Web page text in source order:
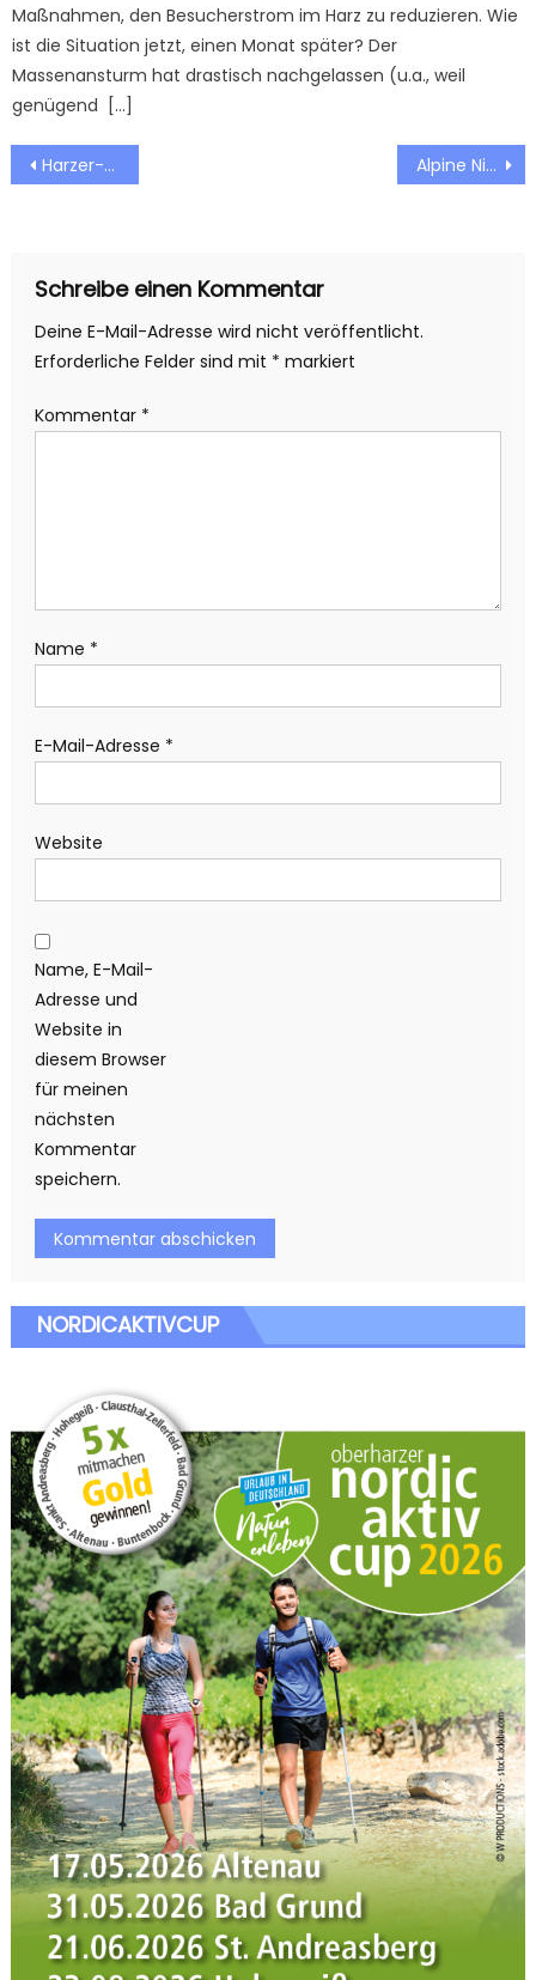
Maßnahmen, den Besucherstrom im Harz zu reduzieren. Wie
ist die Situation jetzt, einen Monat später? Der
Massenansturm hat drastisch nachgelassen (u.a., weil
genügend […]
Beitragsnavigation
Harzer-Zwergen-Cup startet am 25. & 26.01.25 Alpine Niedersachsen überragen
Schreibe einen Kommentar
Deine E-Mail-Adresse wird nicht veröffentlicht.
Erforderliche Felder sind mit * markiert
Kommentar *
Name *
E-Mail-Adresse *
Website
Name, E-Mail-
Adresse und
Website in
diesem Browser
für meinen
nächsten
Kommentar
speichern.
NORDICAKTIVCUP